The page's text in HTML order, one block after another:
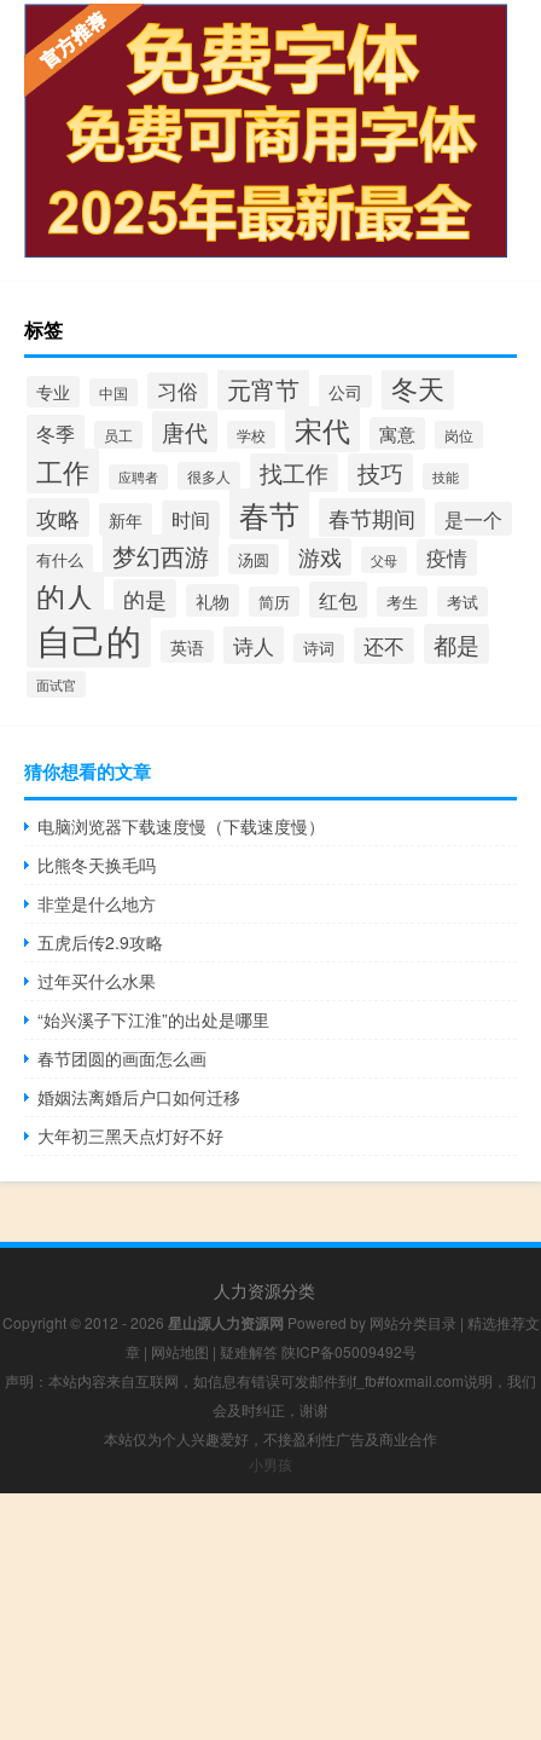
标签
专业 中国 习俗 元宵节 公司 冬天
冬季 员工 唐代 学校 宋代 寓意 岗位
工作 应聘者 很多人 找工作 技巧 技能
攻略 新年 时间 春节 春节期间 是一个
有什么 梦幻西游 汤圆 游戏 父母 疫情
的人 的是 礼物 简历 红包 考生 考试
自己的 英语 诗人 诗词 还不 都是
面试官
猜你想看的文章
电脑浏览器下载速度慢（下载速度慢）
比熊冬天换毛吗
非堂是什么地方
五虎后传2.9攻略
过年买什么水果
“始兴溪子下江淮”的出处是哪里
春节团圆的画面怎么画
婚姻法离婚后户口如何迁移
大年初三黑天点灯好不好
人力资源分类
Copyright © 2012 - 2026 星山源人力资源网 Powered by 网站分类目录 | 精选推荐文
章 | 网站地图 | 疑难解答 陕ICP备05009492号
声明：本站内容来自互联网，如信息有错误可发邮件到f_fb#foxmail.com说明，我们
会及时纠正，谢谢
本站仅为个人兴趣爱好，不接盈利性广告及商业合作
小男孩